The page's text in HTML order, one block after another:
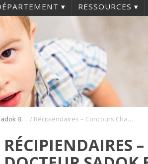
RESSOURCES
La Chaire Docteur Sadok Besrour / Récipiendaires – Concours Chaire Docteur Sadok Besrour 2017
RÉCIPIENDAIRES